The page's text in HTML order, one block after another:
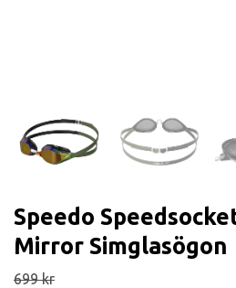
Speedo
Mirror Simglasögon
699 kr